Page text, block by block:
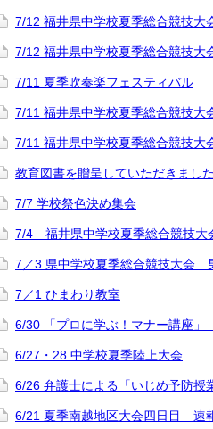
7/12 福井県中学校夏季総合競技
7/12 福井県中学校夏季総合競技
7/11 夏季吹奏楽フェスティバル
7/11 福井県中学校夏季総合競技
7/11 福井県中学校夏季総合競技
教育図書を贈呈していただきました
7/7 学校祭色決め集会
7/4 福井県中学校夏季総合競技
7／3 県中学校夏季総合競技大会
7／1 ひまわり教室
6/30 「プロに学ぶ！マナー講座」
6/27・28 中学校夏季陸上大会
6/26 弁護士による「いじめ予防授
6/21 夏季南越地区大会四日目 速